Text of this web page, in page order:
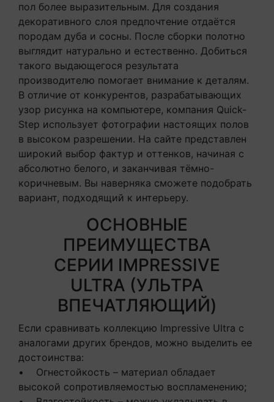
пол более выразительным. Для создания
декоративного слоя предпочтение отдаётся
породам дуба и сосны. После сборки полотно
выглядит натурально и естественно. Добиться
такого выдающегося результата
производителю помогает внимание к деталям.
В отличие от конкурентов, разрабатывающих
узор рисунка на компьютере, компания Quick-
Step использует фотографии настоящих полов
в высоком разрешении. На сайте представлен
широкий выбор фактур и оттенков, начиная с
абсолютно белого, и заканчивая тёмно-
коричневым. Вы наверняка сможете подобрать
вариант, подходящий к интерьеру.
ОСНОВНЫЕ
ПРЕИМУЩЕСТВА
СЕРИИ IMPRESSIVE
ULTRA (УЛЬТРА
ВПЕЧАТЛЯЮЩИЙ)
Если сравнивать коллекцию Impressive Ultra с
аналогами других брендов, можно выделить ее
достоинства:
• Огнестойкость – материал обладает
высокой сопротивляемостью воспламенению;